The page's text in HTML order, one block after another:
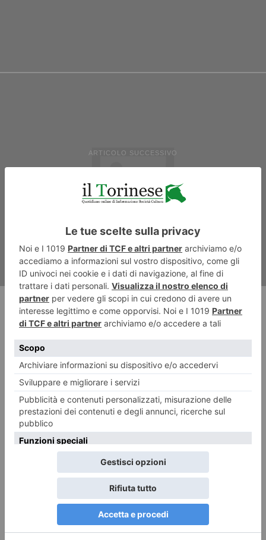
ARTICOLO SUCCESSIVO
Thales Alenia Space, i nuovi
orizzonti dello spazio
RECENTI: